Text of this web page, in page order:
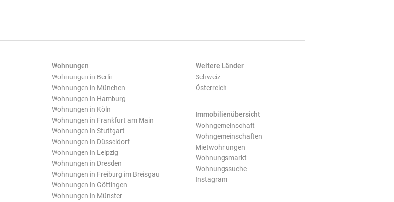
Wohnungen
Wohnungen in Berlin
Wohnungen in München
Wohnungen in Hamburg
Wohnungen in Köln
Wohnungen in Frankfurt am Main
Wohnungen in Stuttgart
Wohnungen in Düsseldorf
Wohnungen in Leipzig
Wohnungen in Dresden
Wohnungen in Freiburg im Breisgau
Wohnungen in Göttingen
Wohnungen in Münster
Weitere Länder
Schweiz
Österreich
Immobilienübersicht
Wohngemeinschaft
Wohngemeinschaften
Mietwohnungen
Wohnungsmarkt
Wohnungssuche
Instagram